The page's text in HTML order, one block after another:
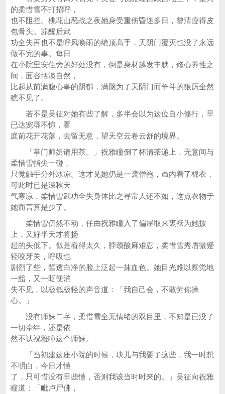
的柔惜雪不打招呼，
也不阻拦。桃花山恶战之夜她身受重伤昏迷多日，曾清瘦得皮
包骨头。苏醒后武
功全失再也不是呼风唤雨的绝顶高手，天阴门覆灭也没了永远
做不完的事。每日
在小院里安住旁的好处没有，倒是身材越发丰腴，修心养性之
间，面容恬淡自然，
比起从前满腹心事的阴郁，满脑为了天阴门而争斗的狠厉全然
瞧不见了。
若不是吴征对她有些了解，多半会以为这位自小修行，早
已达宠辱不惊，看
庭前花开花落，去留无意，望天空云卷云舒的境界。
「掌门师姐请用茶。」祝雅瞳倒了杯清茶递上，无意间与
柔惜雪指尖一碰，
只觉触手分外冰凉。这才见她仍是一袭僧袍，虽内着了棉衣，
可此时已是深秋天
气寒凉，柔惜雪武功全失身体比之寻常人还不如，这点衣物于
她而言算是少了。
柔惜雪仍然不动，任由祝雅瞳入了偏屋取来裘袄为她披
上，又好半天才将扬
起的头低下。似是看得太久，脖颈酸麻难忍，柔惜雪秀眉微蹙
轻咬牙关，呼吸也
剧烈了些，皙透白净的脸上泛起一抹血色。她目光难以察觉地
一黯，又一眨便消
失不见，以极低极轻的声音道：「我自己会，不敢劳你操
心。」
没有师妹二字，柔惜雪全无情绪的双目里，不知是已没了
一切牵绊，还是依
然不认祝雅瞳这个师妹。
「当初建这座小院的时候，玦儿与我要了这些，我一时想
不明白，今日才懂
了，只可惜没有早些懂，否则我该当时时来的。」吴征向祝雅
瞳道：「毗卢尸佛，